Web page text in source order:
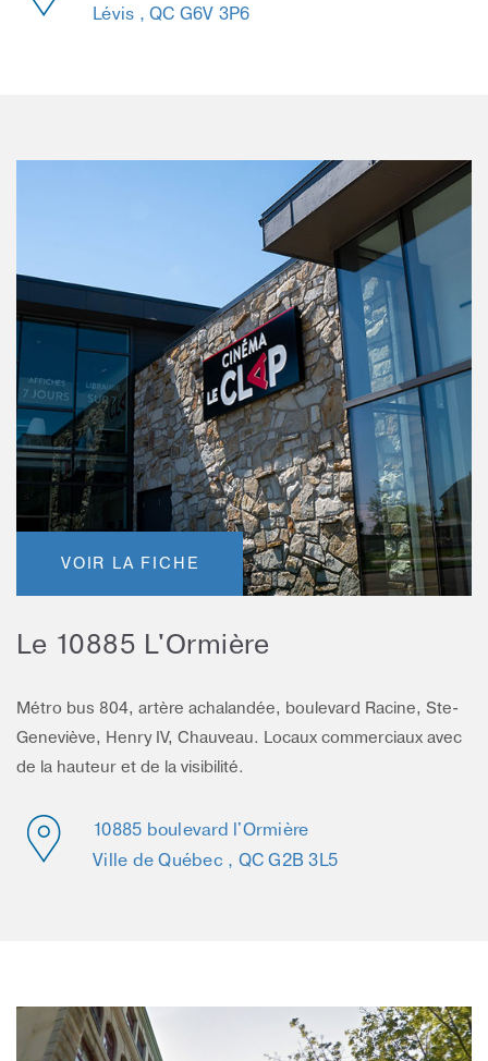
Lévis , QC G6V 3P6
VOIR LA FICHE
Le 10885 L'Ormière
Métro bus 804, artère achalandée, boulevard Racine, Ste-
Geneviève, Henry IV, Chauveau. Locaux commerciaux avec
de la hauteur et de la visibilité.
10885 boulevard l'Ormière
Ville de Québec , QC G2B 3L5